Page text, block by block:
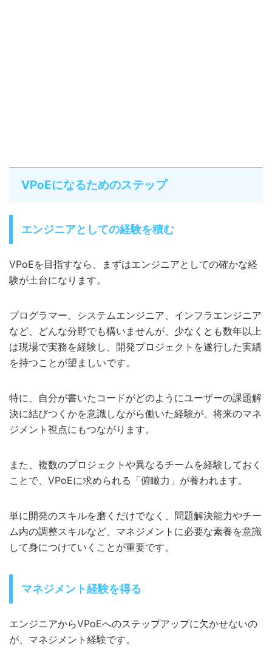
VPoEになるためのステップ
エンジニアとしての経験を積む
VPoEを目指すなら、まずはエンジニアとしての確かな経
験が土台になります。
プログラマー、システムエンジニア、インフラエンジニア
など、どんな分野でも構いませんが、少なくとも数年以上
は現場で実務を経験し、開発プロジェクトを遂行した実績
を持つことが望ましいです。
特に、自分が書いたコードがどのようにユーザーの課題解
決に結びつくかを意識しながら働いた経験が、将来のマネ
ジメント視点にもつながります。
また、複数のプロジェクトや異なるチームを経験しておく
ことで、VPoEに求められる「俯瞰力」が養われます。
単に開発のスキルを磨くだけでなく、問題解決能力やチー
ム内の調整スキルなど、マネジメントに必要な素養を意識
して身につけていくことが重要です。
マネジメント経験を得る
エンジニアからVPoEへのステップアップに欠かせないの
が、マネジメント経験です。